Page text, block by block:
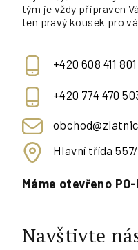
tým je vždy připraven
ten pravý kousek pro
+420 608 411
+420 774 470
Hlavní třída
Máme otevřeno
Navštivte